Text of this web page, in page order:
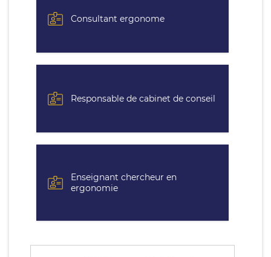
Consultant ergonome
Responsable de cabinet de conseil
Enseignant chercheur en
ergonomie